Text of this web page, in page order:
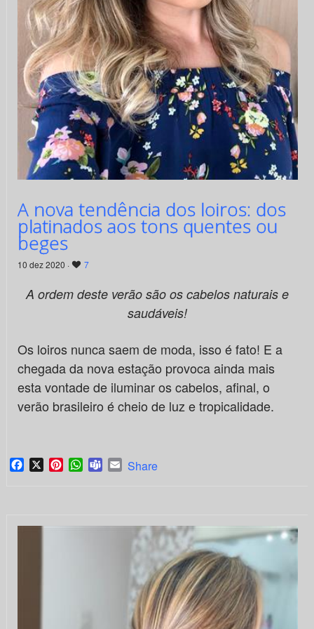
A nova tendência dos loiros: dos
platinados aos tons quentes ou
beges
10 dez 2020 · 7
A ordem deste verão são os cabelos naturais e
saudáveis!
Os loiros nunca saem de moda, isso é fato! E a
chegada da nova estação provoca ainda mais
esta vontade de iluminar os cabelos, afinal, o
verão brasileiro é cheio de luz e tropicalidade.
Facebook
X PinterestWhatsApp
TeamsEmail
Share